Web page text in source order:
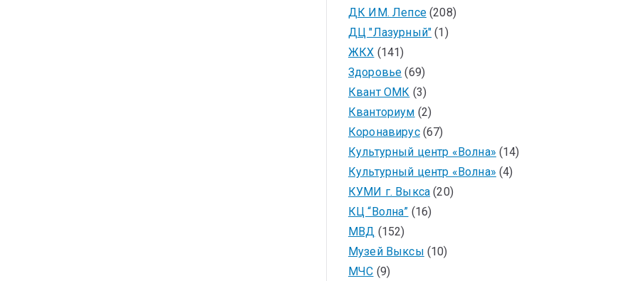
ДК ИМ. Лепсе(208)
ДЦ "Лазурный" (1)
ЖКХ (141)
Здоровье (69)
Квант ОМК (3)
Кванториум (2)
Коронавирус(67)
Культурный центр «Волна» (14)
Культурный центр «Волна» (4)
КУМИ г. Выкса (20)
КЦ “Волна” (16)
МВД (152)
Музей Выксы (10)
МЧС (9)